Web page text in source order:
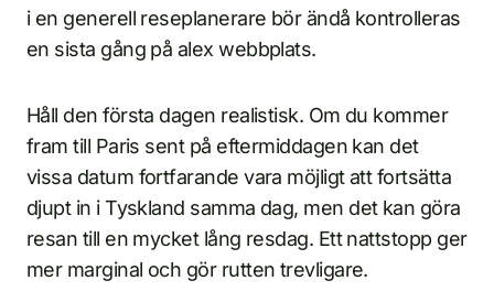
i en generell reseplanerare bör ändå kontrolleras
en sista gång på alex webbplats.
Håll den första dagen realistisk. Om du kommer
fram till Paris sent på eftermiddagen kan det
vissa datum fortfarande vara möjligt att fortsätta
djupt in i Tyskland samma dag, men det kan göra
resan till en mycket lång resdag. Ett nattstopp ger
mer marginal och gör rutten trevligare.